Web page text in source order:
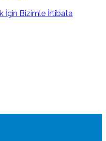
İçin Bizimle İrtibata